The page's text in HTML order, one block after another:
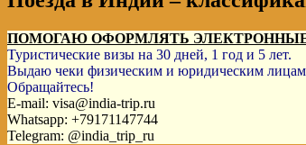
ПОМОГАЮ ОФОРМЛЯТЬ
Туристические визы на 30 дней, 1 год и 5 лет.
Выдаю чеки физическим и юридическим
Обращайтесь!
E-mail: visa@india-trip.ru
Whatsapp: +79171147744
Telegram: @india_trip_ru